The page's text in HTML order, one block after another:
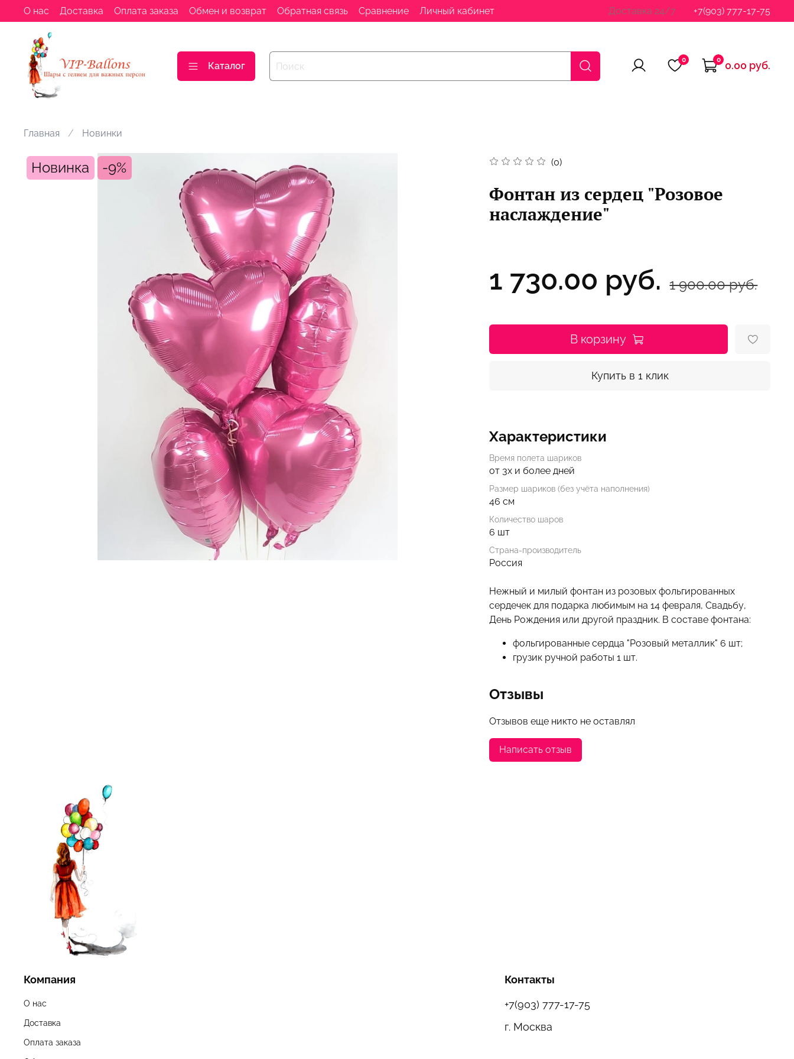
О нас Доставка Оплата заказа Обмен и возврат Обратная связь Сравнение Личный кабинет Доставка 24/7 +7(903) 777-17-75
Каталог
0 0 0.00 руб.
Главная Новинки
Новинка -9% (0)
Фонтан из сердец "Розовое
наслаждение"
1 730.00 руб. 1 900.00 руб.
В корзину
Купить в 1 клик
Характеристики
Время полета шариков
от 3х и более дней
Размер шариков (без учёта наполнения)
46 см
Количество шаров
6 шт
Страна-производитель
Россия
Нежный и милый фонтан из розовых фольгированных
сердечек для подарка любимым на 14 февраля, Свадьбу,
День Рождения или другой праздник. В составе фонтана:
фольгированные сердца "Розовый металлик" 6 шт;
грузик ручной работы 1 шт.
Отзывы
Отзывов еще никто не оставлял
Написать отзыв
Компания
О нас
Доставка
Оплата заказа
Контакты
+7(903) 777-17-75
г. Москва